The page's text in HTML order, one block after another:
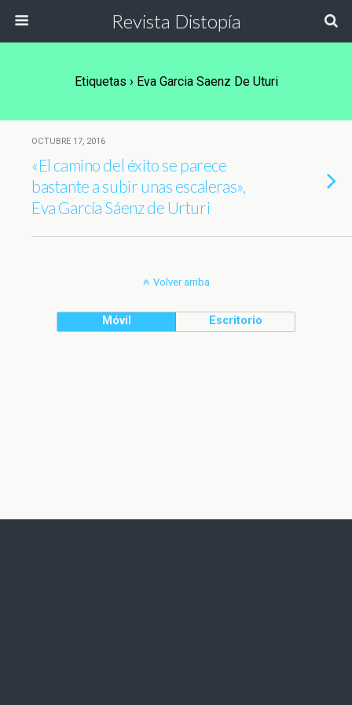
Revista Distopía
Etiquetas › Eva Garcia Saenz De Uturi
OCTUBRE 17, 2016
«El camino del éxito se parece
bastante a subir unas escaleras»,
Eva García Sáenz de Urturi
Volver arriba
Móvil Escritorio